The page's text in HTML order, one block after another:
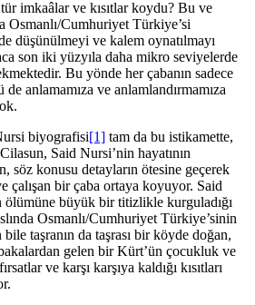
imkaâlar ve kısıtlar koydu? Bu ve
Osmanlı/Cumhuriyet Türkiye’si
düşünülmeyi ve kalem oynatılmayı
son iki yüzyıla daha mikro seviyelerde
Bu yönde her çabanın sadece
anlamamıza ve anlamlandırmamıza
biyografisi[1] tam da bu istikamette,
Said Nursi’nin hayatının
söz konusu detayların ötesine geçerek
çalışan bir çaba ortaya koyuyor. Said
büyük bir titizlikle kurguladığı
Osmanlı/Cumhuriyet Türkiye’sinin
taşranın da taşrası bir köyde doğan,
gelen bir Kürt’ün çocukluk ve
ve karşı karşıya kaldığı kısıtları